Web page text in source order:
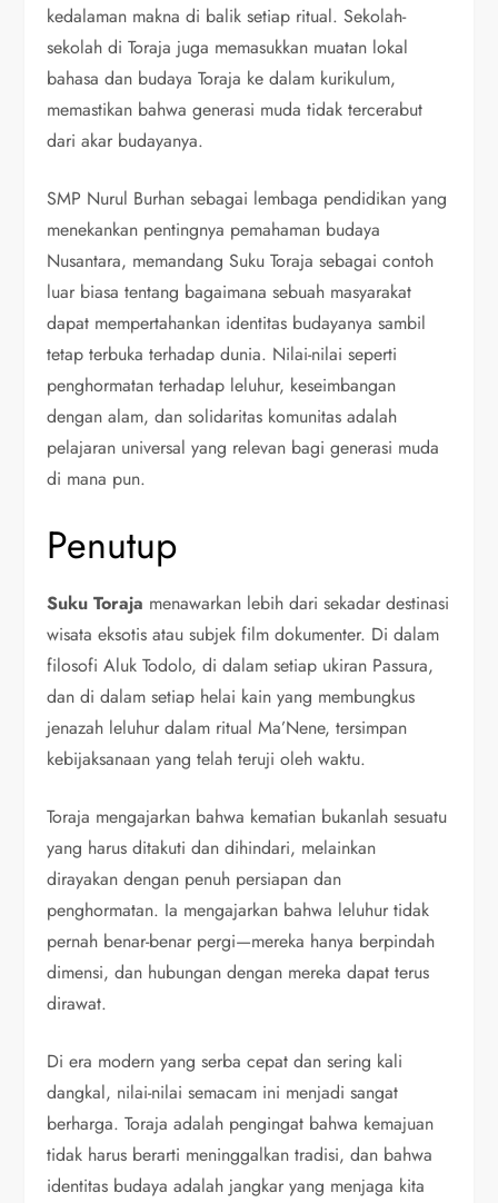
kedalaman makna di balik setiap ritual. Sekolah-
sekolah di Toraja juga memasukkan muatan lokal
bahasa dan budaya Toraja ke dalam kurikulum,
memastikan bahwa generasi muda tidak tercerabut
dari akar budayanya.
SMP Nurul Burhan sebagai lembaga pendidikan yang
menekankan pentingnya pemahaman budaya
Nusantara, memandang Suku Toraja sebagai contoh
luar biasa tentang bagaimana sebuah masyarakat
dapat mempertahankan identitas budayanya sambil
tetap terbuka terhadap dunia. Nilai-nilai seperti
penghormatan terhadap leluhur, keseimbangan
dengan alam, dan solidaritas komunitas adalah
pelajaran universal yang relevan bagi generasi muda
di mana pun.
Penutup
Suku Toraja menawarkan lebih dari sekadar destinasi
wisata eksotis atau subjek film dokumenter. Di dalam
filosofi Aluk Todolo, di dalam setiap ukiran Passura,
dan di dalam setiap helai kain yang membungkus
jenazah leluhur dalam ritual Ma’Nene, tersimpan
kebijaksanaan yang telah teruji oleh waktu.
Toraja mengajarkan bahwa kematian bukanlah sesuatu
yang harus ditakuti dan dihindari, melainkan
dirayakan dengan penuh persiapan dan
penghormatan. Ia mengajarkan bahwa leluhur tidak
pernah benar-benar pergi—mereka hanya berpindah
dimensi, dan hubungan dengan mereka dapat terus
dirawat.
Di era modern yang serba cepat dan sering kali
dangkal, nilai-nilai semacam ini menjadi sangat
berharga. Toraja adalah pengingat bahwa kemajuan
tidak harus berarti meninggalkan tradisi, dan bahwa
identitas budaya adalah jangkar yang menjaga kita